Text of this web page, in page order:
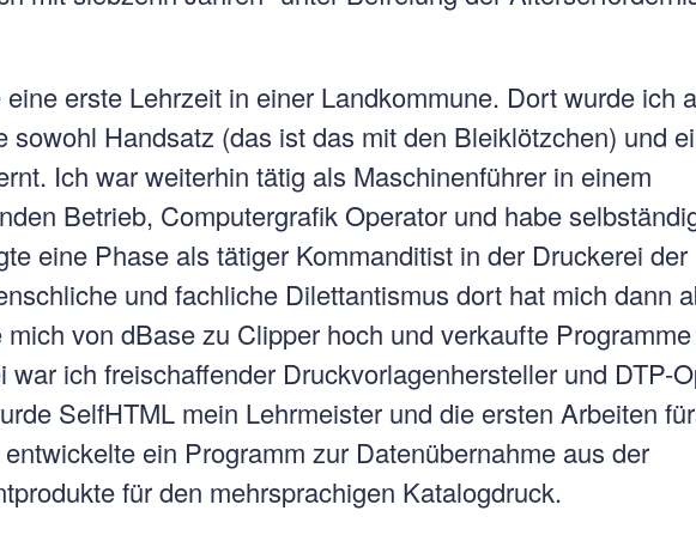
erste Lehrzeit in einer Landkommune. Dort wurde ich
sowohl Handsatz (das ist das mit den Bleiklötzchen) und
Ich war weiterhin tätig als Maschinenführer in einem
Betrieb, Computergrafik Operator und habe
eine Phase als tätiger Kommanditist in der Druckerei der
und fachliche Dilettantismus dort hat mich dann
von dBase zu Clipper hoch und verkaufte
war ich freischaffender Druckvorlagenhersteller und DTP-
SelfHTML mein Lehrmeister und die ersten Arbeiten
ein Programm zur Datenübernahme aus der
für den mehrsprachigen Katalogdruck.